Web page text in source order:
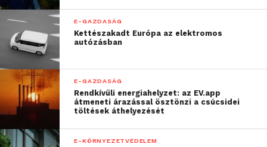
technológiának. Közben
az elmélet is fejlődött, így
jutottunk el mára oda,
hogy létrejöttek olyan
csodák, mint a ChatGPT,
amely lenyűgözte az
egész világot”
E-GAZDASÁG
Kettészakadt Európa az elektromos
autózásban
E-GAZDASÁG
Rendkívüli energiahelyzet: az EV.app
átmeneti árazással ösztönzi a csúcsidei
töltések áthelyezését
E-KÖRNYEZETVÉDELEM